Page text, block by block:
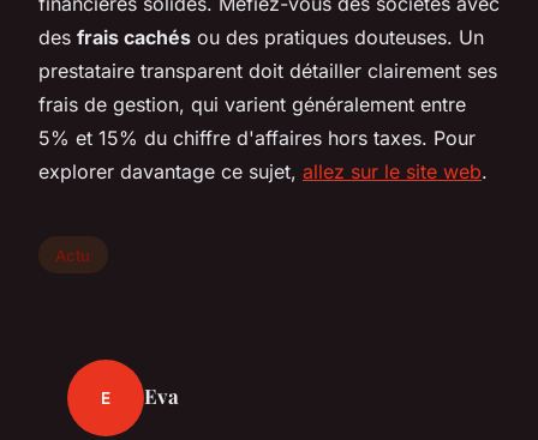
des frais cachés ou des pratiques douteuses. Un
prestataire transparent doit détailler clairement ses
frais de gestion, qui varient généralement entre
5% et 15% du chiffre d'affaires hors taxes. Pour
explorer davantage ce sujet, allez sur le site web.
Actu
E Eva